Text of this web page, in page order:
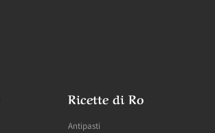
Ricette di Ro
Antipasti